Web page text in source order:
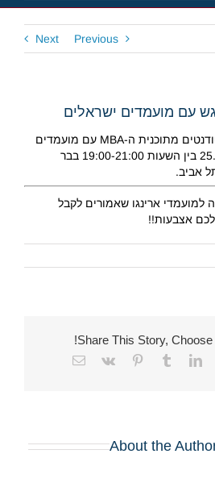
Previous
Next
עם מועמדים ישראלים
יקיימו מפגש של סטודנטים מתוכנית ה-MBA עם מועמדים
ישראלים ביום רביעי ה-25.12 בין השעות 19:00-21:00 בבר
למועמדי ארינגו שאמורים לקבל
אצבעות!!
Share This Story, Choose
LinkedIn
Tumblr
Pinterest
Vk
Email
About the